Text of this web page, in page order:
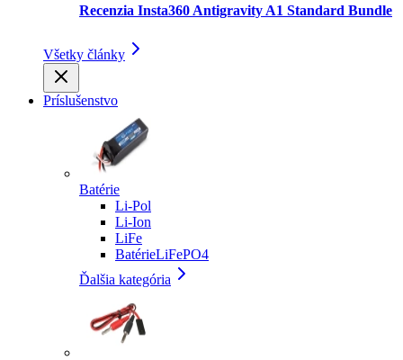
Recenzia Insta360 Antigravity A1 Standard Bundle
Všetky články
Príslušenstvo
Batérie
Li-Pol
Li-Ion
LiFe
BatérieLiFePO4
Ďalšia kategória